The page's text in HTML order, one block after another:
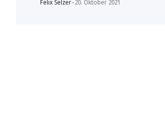
Felix Selzer–20. Oktober 2021